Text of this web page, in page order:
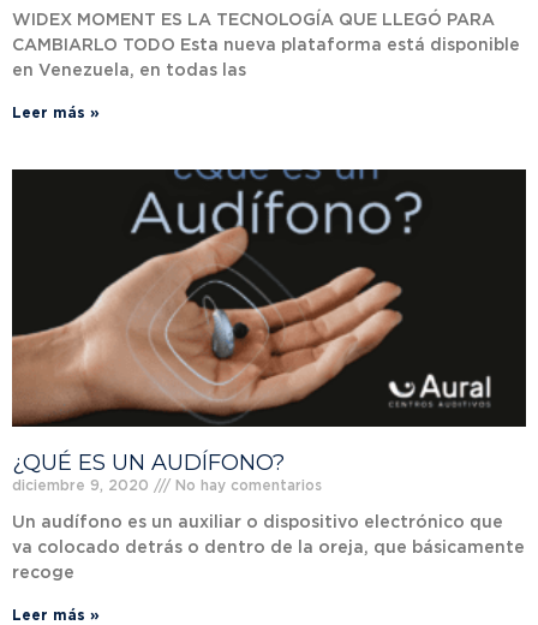
WIDEX MOMENT ES LA TECNOLOGÍA QUE LLEGÓ PARA
CAMBIARLO TODO Esta nueva plataforma está disponible
en Venezuela, en todas las
Leer más »
¿QUÉ ES UN AUDÍFONO?
diciembre 9, 2020 No hay comentarios
Un audífono es un auxiliar o dispositivo electrónico que
va colocado detrás o dentro de la oreja, que básicamente
recoge
Leer más »